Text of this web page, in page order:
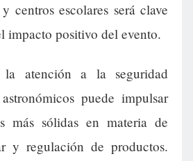
centros escolares será clave
impacto positivo del evento.
atención a la seguridad
puede impulsar
más sólidas en materia de
y regulación de productos.